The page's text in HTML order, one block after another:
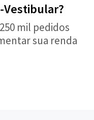
Vestibular?
mil pedidos
sua renda